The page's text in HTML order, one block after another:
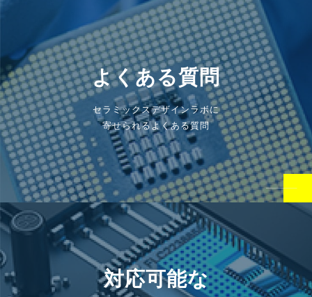
よくある質問
セラミックスデザインラボに
寄せられるよくある質問
対応可能な